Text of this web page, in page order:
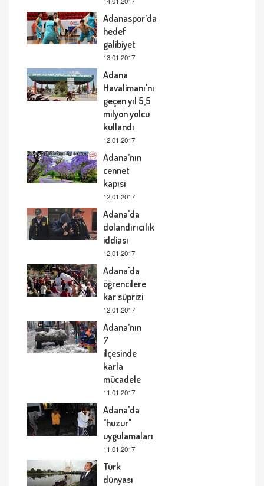
Adanaspor’da
hedef
galibiyet
13.01.2017
Adana
Havalimanı'nı
geçen yıl 5,5
milyon yolcu
kullandı
12.01.2017
Adana’nın
cennet
kapısı
12.01.2017
Adana'da
dolandırıcılık
iddiası
12.01.2017
Adana'da
öğrencilere
kar süprizi
12.01.2017
Adana’nın
7
ilçesinde
karla
mücadele
11.01.2017
Adana'da
"huzur"
uygulamaları
11.01.2017
Türk
dünyası